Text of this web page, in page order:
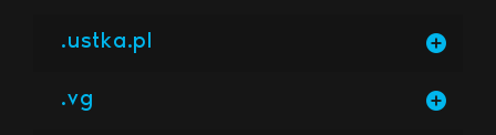
.ustka.pl
.vg